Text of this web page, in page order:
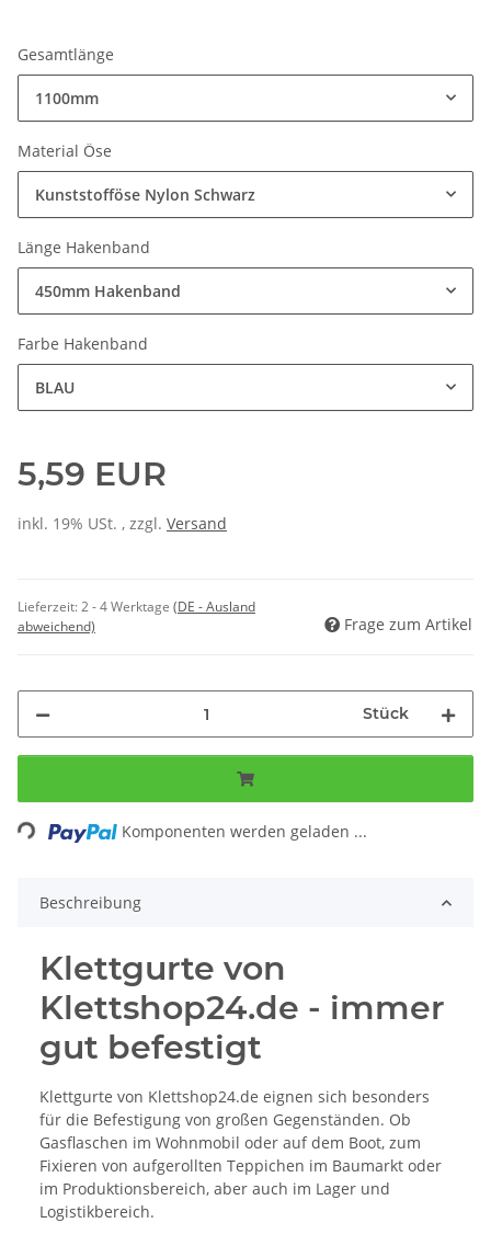
Gesamtlänge
1100mm
Material Öse
Kunststofföse Nylon Schwarz
Länge Hakenband
450mm Hakenband
Farbe Hakenband
BLAU
5,59 EUR
inkl. 19% USt. , zzgl. Versand
Lieferzeit:2 - 4 Werktage (DE - Ausland
abweichend)
Frage zum Artikel
Stück
Komponenten werden geladen ...
Beschreibung
Klettgurte von
Klettshop24.de - immer
gut befestigt
Klettgurte von Klettshop24.de eignen sich besonders
für die Befestigung von großen Gegenständen. Ob
Gasflaschen im Wohnmobil oder auf dem Boot, zum
Fixieren von aufgerollten Teppichen im Baumarkt oder
im Produktionsbereich, aber auch im Lager und
Logistikbereich.